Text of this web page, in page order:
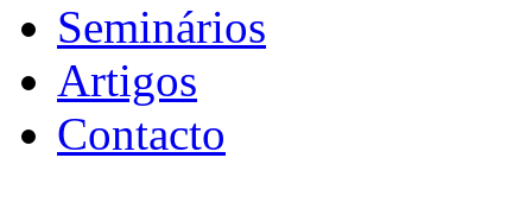
Seminários
Artigos
Contacto